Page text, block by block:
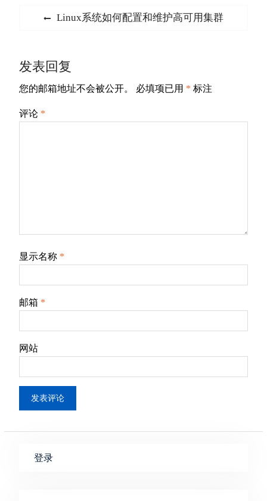
航
Previous
Linux系统如何配置和维护高可用集群
发表回复
您的邮箱地址不会被公开。 必填项已用 * 标注
评论 *
显示名称 *
邮箱 *
网站
登录